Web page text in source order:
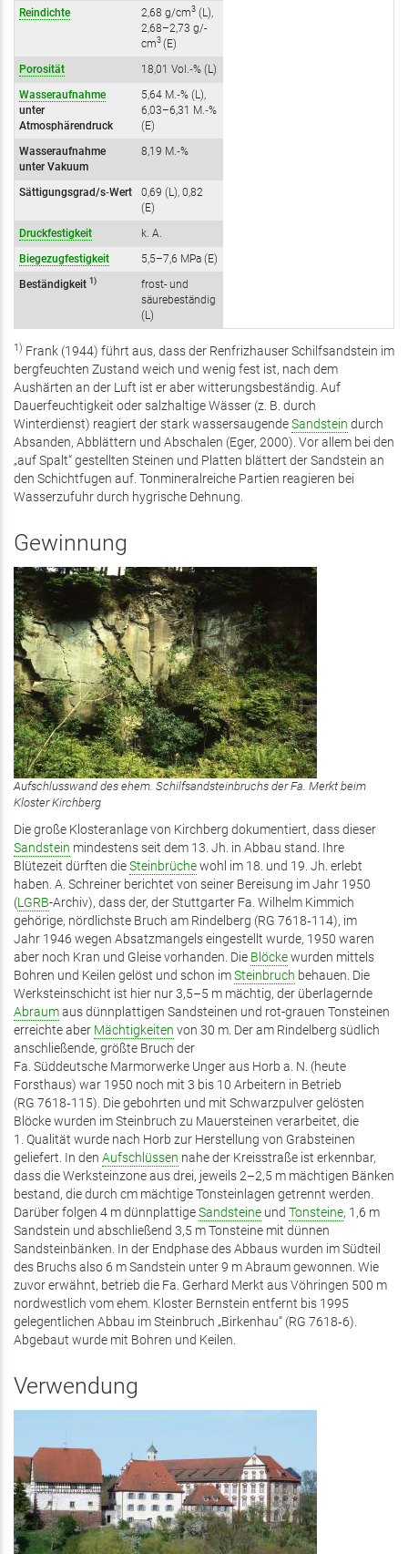
Reindichte
2,68 g/­cm3 (L),
2,68–2,73 g/­
cm3 (E)
Porosität
18,01 Vol.‑% (L)
Wasseraufnahme
unter
Atmosphärendruck
5,64 M.‑% (L),
6,03–6,31 M.‑%
(E)
Wasseraufnahme
unter Vakuum
8,19 M.‑%
Sättigungsgrad/s‑Wert
0,69 (L), 0,82
(E)
Druckfestigkeit
k. A.
Biegezugfestigkeit
5,5–7,6 MPa (E)
Beständigkeit 1)
frost- und
säurebeständig
(L)
1) Frank (1944) führt aus, dass der Renfrizhauser Schilfsandstein im
bergfeuchten Zustand weich und wenig fest ist, nach dem
Aushärten an der Luft ist er aber witterungsbeständig. Auf
Dauerfeuchtigkeit oder salzhaltige Wässer (z. B. durch
Winterdienst) reagiert der stark wassersaugendeSandstein durch
Absanden, Abblättern und Abschalen (Eger, 2000). Vor allem bei den
„auf Spalt“ gestellten Steinen und Platten blättert der Sandstein an
den Schichtfugen auf. Tonmineralreiche Partien reagieren bei
Wasserzufuhr durch hygrische Dehnung.
Gewinnung
Aufschlusswand des ehem. Schilfsandsteinbruchs der Fa. Merkt beim
Kloster Kirchberg
Die große Klosteranlage von Kirchberg dokumentiert, dass dieser
Sandstein mindestens seit dem 13. Jh. in Abbau stand. Ihre
Blütezeit dürften dieSteinbrüchewohl im 18. und 19. Jh. erlebt
haben. A. Schreiner berichtet von seiner Bereisung im Jahr 1950
(LGRB-Archiv), dass der, der Stuttgarter Fa. Wilhelm Kimmich
gehörige, nördlichste Bruch am Rindelberg (RG 7618‑114), im
Jahr 1946 wegen Absatzmangels eingestellt wurde, 1950 waren
aber noch Kran und Gleise vorhanden. Die Blöckewurden mittels
Bohren und Keilen gelöst und schon imSteinbruch behauen. Die
Werksteinschicht ist hier nur 3,5–5 m mächtig, der überlagernde
Abraumaus dünnplattigen Sandsteinen und rot-grauen Tonsteinen
erreichte aber Mächtigkeiten von 30 m. Der am Rindelberg südlich
anschließende, größte Bruch der
Fa. Süddeutsche Marmorwerke Unger aus Horb a. N. (heute
Forsthaus) war 1950 noch mit 3 bis 10 Arbeitern in Betrieb
(RG 7618‑115). Die gebohrten und mit Schwarzpulver gelösten
Blöcke wurden im Steinbruch zu Mauersteinen verarbeitet, die
1. Qualität wurde nach Horb zur Herstellung von Grabsteinen
geliefert. In den Aufschlüssen nahe der Kreisstraße ist erkennbar,
dass die Werksteinzone aus drei, jeweils 2–2,5 m mächtigen Bänken
bestand, die durch cm mächtige Tonsteinlagen getrennt werden.
Darüber folgen 4 m dünnplattigeSandsteine und Tonsteine, 1,6 m
Sandstein und abschließend 3,5 m Tonsteine mit dünnen
Sandsteinbänken. In der Endphase des Abbaus wurden im Südteil
des Bruchs also 6 m Sandstein unter 9 m Abraum gewonnen. Wie
zuvor erwähnt, betrieb die Fa. Gerhard Merkt aus Vöhringen 500 m
nordwestlich vom ehem. Kloster Bernstein entfernt bis 1995
gelegentlichen Abbau im Steinbruch „Birkenhau“ (RG 7618‑6).
Abgebaut wurde mit Bohren und Keilen.
Verwendung